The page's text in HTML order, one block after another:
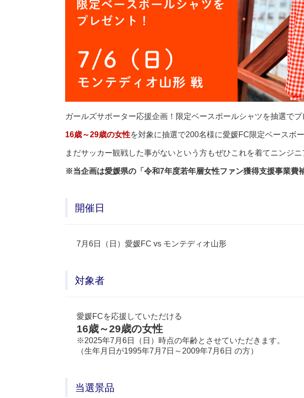
ガールズサポーター応援企画！限定ベースボールシャツを抽選でプ
16歳～29歳の女性を対象に抽選で200名様に愛媛FC限定ベースボ
まだサッカー観戦した事がないという方もぜひこれを着てニンジ
※当企画は愛媛県の「令和7年度若年層女性ファン獲得支援事業費
開催日
7月6日（日）愛媛FC vs モンテディオ山形
対象者
愛媛FCを応援していただける
16歳～29歳の女性
※2025年7月6日（日）時点の年齢とさせていただきます。
（生年月日が1995年7月7日～2009年7月6日 の方）
当選景品